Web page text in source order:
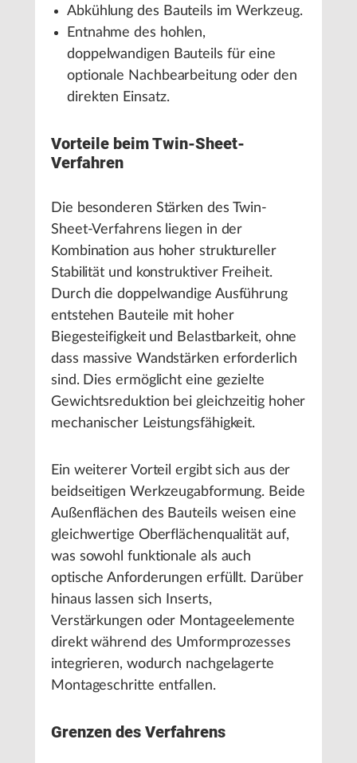
Abkühlung des Bauteils im Werkzeug.
Entnahme des hohlen,
doppelwandigen Bauteils für eine
optionale Nachbearbeitung oder den
direkten Einsatz.
Vorteile beim Twin-Sheet-
Verfahren
Die besonderen Stärken des Twin-
Sheet-Verfahrens liegen in der
Kombination aus hoher struktureller
Stabilität und konstruktiver Freiheit.
Durch die doppelwandige Ausführung
entstehen Bauteile mit hoher
Biegesteifigkeit und Belastbarkeit, ohne
dass massive Wandstärken erforderlich
sind. Dies ermöglicht eine gezielte
Gewichtsreduktion bei gleichzeitig hoher
mechanischer Leistungsfähigkeit.
Ein weiterer Vorteil ergibt sich aus der
beidseitigen Werkzeugabformung. Beide
Außenflächen des Bauteils weisen eine
gleichwertige Oberflächenqualität auf,
was sowohl funktionale als auch
optische Anforderungen erfüllt. Darüber
hinaus lassen sich Inserts,
Verstärkungen oder Montageelemente
direkt während des Umformprozesses
integrieren, wodurch nachgelagerte
Montageschritte entfallen.
Grenzen des Verfahrens